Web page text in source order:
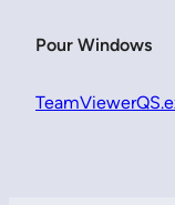
Pour Windows